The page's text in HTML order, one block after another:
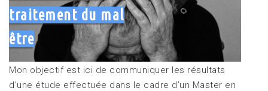
traitement du mal
être
Mon objectif est ici de communiquer les résultats
d’une étude effectuée dans le cadre d’un Master en